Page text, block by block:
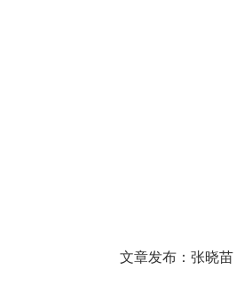
文章发布：张晓苗